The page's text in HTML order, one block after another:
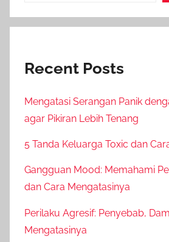
Recent Posts
Mengatasi Serangan Panik
agar Pikiran Lebih Tenang
5 Tanda Keluarga Toxic dan
Gangguan Mood: Memahami
dan Cara Mengatasinya
Perilaku Agresif: Penyebab,
Mengatasinya